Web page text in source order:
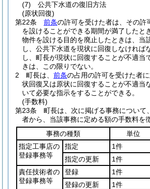
(7)
公共下水道の復旧方法
(原状回復)
第22条
前条の許可を受けた者は、その許
を設けることができる期間が満了したと
物件を設ける目的を廃止したときは、当
し、公共下水道を現状に回復しなければ
し、町長が現状に回復することが不適当
きは、この限りでない。
2
町長は、 前条の占用の許可を受けた者に
状回復又は原状に回復することが不適当
いて必要な指示をすることができる。
(手数料)
第23条
町長は、次に掲げる事務について
者から、当該事務に定める額の手数料を
事務の種類
単位
指定工事店の
登録事務等
指定 1件
指定の更新
1件
責任技術者の
登録事務等
登録 1件
登録の更新
1件